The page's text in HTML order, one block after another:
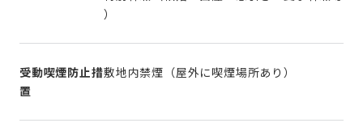
）
受動喫煙防止措
置
敷地内禁煙（屋外に喫煙場所あり）